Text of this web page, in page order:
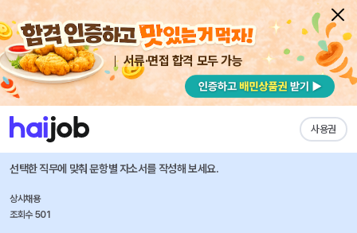
서류·면접 합격 모두 가능
사용권
채용공고 자소서 자유항목 자소서 내 작성목록
토스뱅크 즐겨찾기
STR Monitoring Specialist
선택한 직무에 맞춰 문항별 자소서를 작성해 보세요.
상시채용
조회수 501